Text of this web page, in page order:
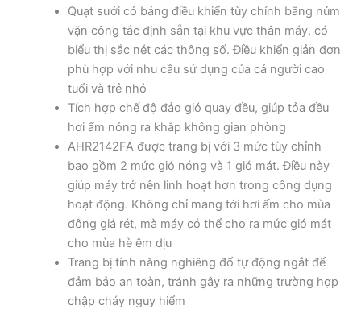
Quạt sưởi có bảng điều khiển tùy chỉnh bằng núm
vặn công tắc định sẵn tại khu vực thân máy, có
biểu thị sắc nét các thông số. Điều khiển giản đơn
phù hợp với nhu cầu sử dụng của cả người cao
tuổi và trẻ nhỏ
Tích hợp chế độ đảo gió quay đều, giúp tỏa đều
hơi ấm nóng ra khắp không gian phòng
AHR2142FA được trang bị với 3 mức tùy chỉnh
bao gồm 2 mức gió nóng và 1 gió mát. Điều này
giúp máy trở nên linh hoạt hơn trong công dụng
hoạt động. Không chỉ mang tới hơi ấm cho mùa
đông giá rét, mà máy có thể cho ra mức gió mát
cho mùa hè êm dịu
Trang bị tính năng nghiêng đổ tự động ngắt để
đảm bảo an toàn, tránh gây ra những trường hợp
chập cháy nguy hiểm